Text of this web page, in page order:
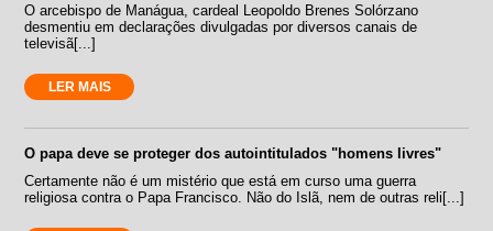
O arcebispo de Manágua, cardeal Leopoldo Brenes Solórzano
desmentiu em declarações divulgadas por diversos canais de
televisã[...]
LER MAIS
O papa deve se proteger dos autointitulados "homens livres"
Certamente não é um mistério que está em curso uma guerra
religiosa contra o Papa Francisco. Não do Islã, nem de outras reli[...]